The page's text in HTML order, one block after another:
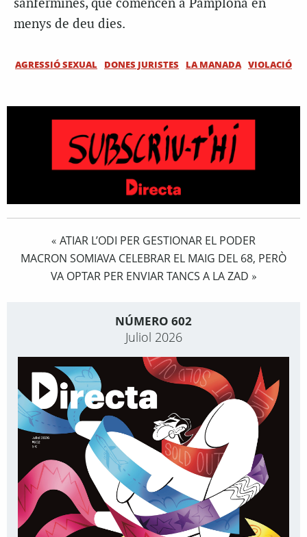
sanfermines, que comencen a Pamplona en
menys de deu dies.
AGRESSIÓ SEXUAL DONES JURISTES LA MANADA VIOLACIÓ
« ATIAR L’ODI PER GESTIONAR EL PODER
MACRON SOMIAVA CELEBRAR EL MAIG DEL 68, PERÒ
VA OPTAR PER ENVIAR TANCS A LA ZAD »
NÚMERO 602
Juliol 2026